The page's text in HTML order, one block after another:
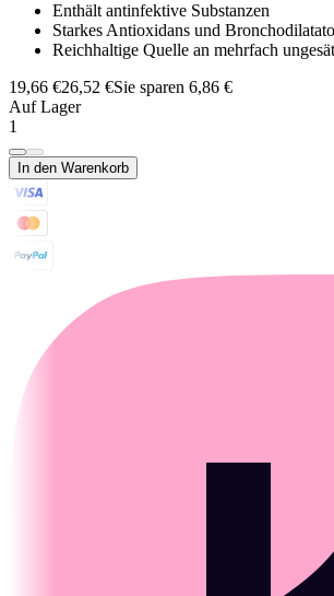
Enthält antinfektive Substanzen
Starkes Antioxidans und
Reichhaltige Quelle an mehrfach
19,66 €26,52 €Sie sparen 6,86 €
Auf Lager
1
In den Warenkorb